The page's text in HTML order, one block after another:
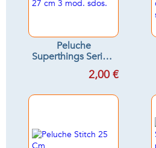
Peluche
Superthings Serie 7
27 cm 3 mod. sdos.
2,00 €